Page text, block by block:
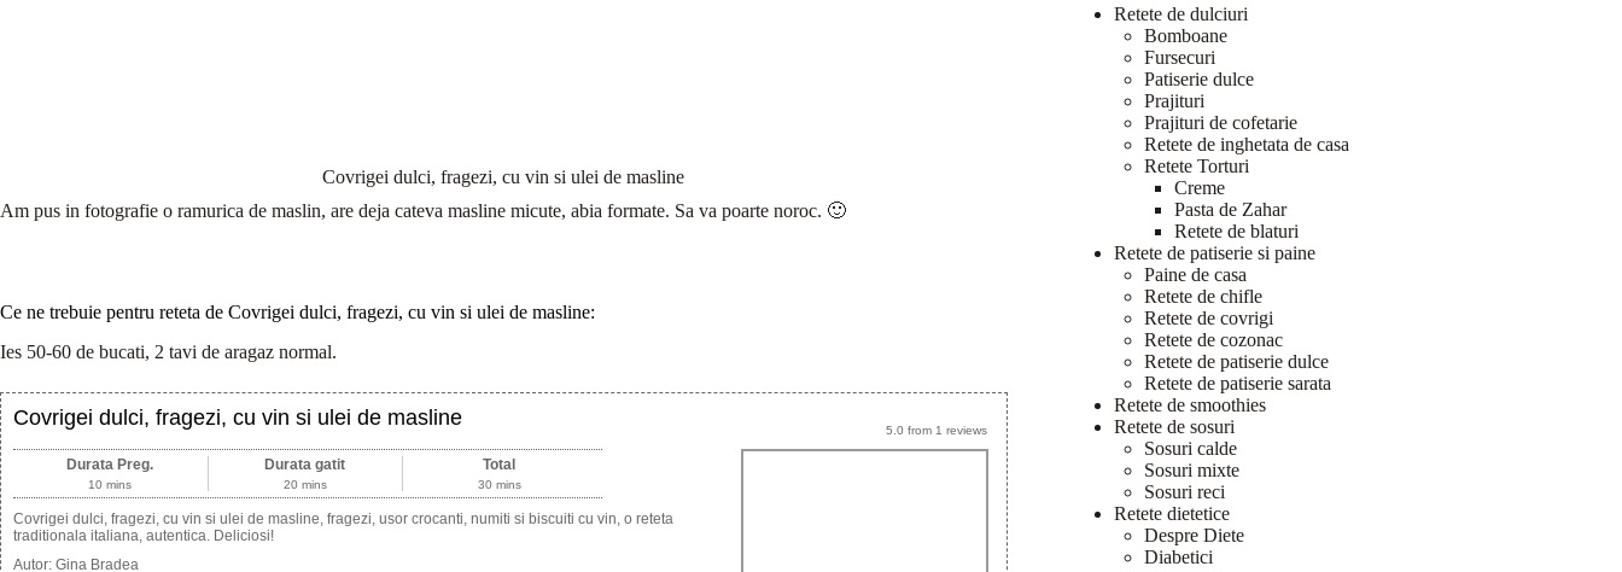
Covrigei dulci, fragezi, cu vin si ulei de masline
Am pus in fotografie o ramurica de maslin, are deja cateva masline micute, abia formate. Sa va poarte noroc. 🙂
Ce ne trebuie pentru reteta de Covrigei dulci, fragezi, cu vin si ulei de masline:
Ies 50-60 de bucati, 2 tavi de aragaz normal.
5.0 from 1 reviews
Covrigei dulci, fragezi, cu vin si ulei de masline
Durata Preg.
10 mins
Durata gatit
20 mins
Total
30 mins
Covrigei dulci, fragezi, cu vin si ulei de masline, fragezi, usor crocanti, numiti si biscuiti cu vin, o reteta
traditionala italiana, autentica. Deliciosi!
Autor: Gina Bradea
Retete de dulciuri
Bomboane
Fursecuri
Patiserie dulce
Prajituri
Prajituri de cofetarie
Retete de inghetata de casa
Retete Torturi
Creme
Pasta de Zahar
Retete de blaturi
Retete de patiserie si paine
Paine de casa
Retete de chifle
Retete de covrigi
Retete de cozonac
Retete de patiserie dulce
Retete de patiserie sarata
Retete de smoothies
Retete de sosuri
Sosuri calde
Sosuri mixte
Sosuri reci
Retete dietetice
Despre Diete
Diabetici